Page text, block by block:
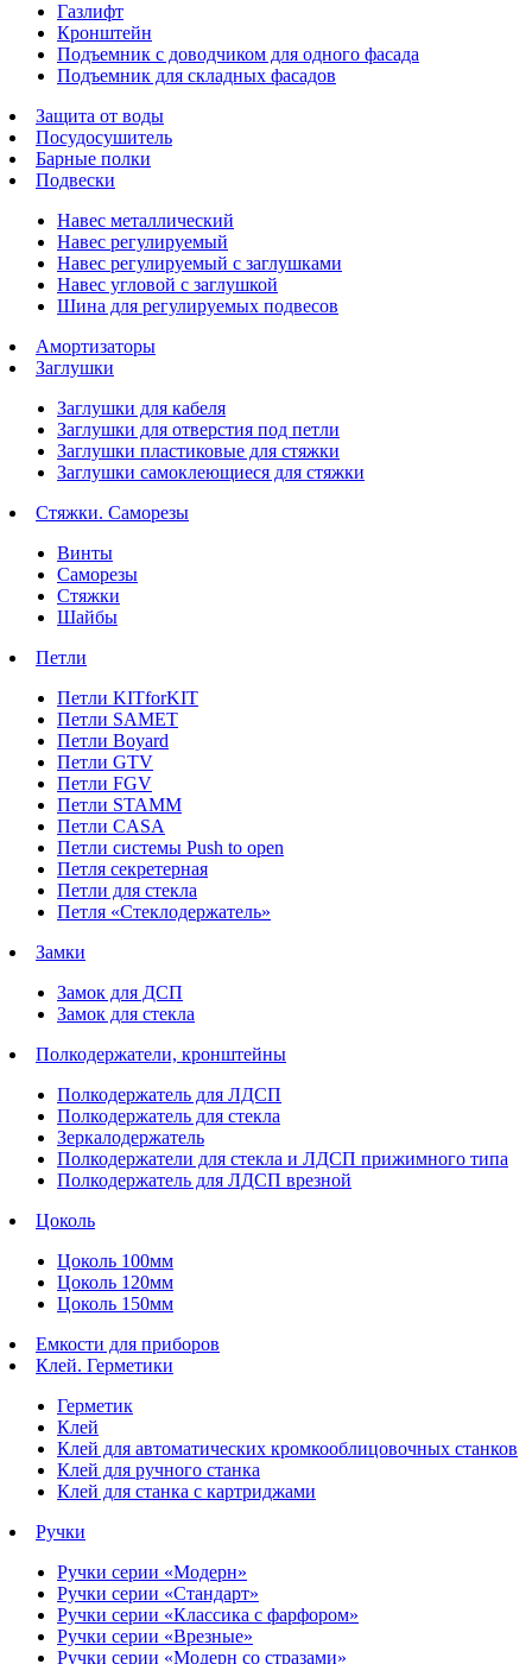
Газлифт
Кронштейн
Подъемник с доводчиком для одного фасада
Подъемник для складных фасадов
Защита от воды
Посудосушитель
Барные полки
Подвески
Навес металлический
Навес регулируемый
Навес регулируемый с заглушками
Навес угловой с заглушкой
Шина для регулируемых подвесов
Амортизаторы
Заглушки
Заглушки для кабеля
Заглушки для отверстия под петли
Заглушки пластиковые для стяжки
Заглушки самоклеющиеся для стяжки
Стяжки. Саморезы
Винты
Саморезы
Стяжки
Шайбы
Петли
Петли KITforKIT
Петли SAMET
Петли Boyard
Петли GTV
Петли FGV
Петли STAMM
Петли CASA
Петли системы Push to open
Петля секретерная
Петли для стекла
Петля «Стеклодержатель»
Замки
Замок для ДСП
Замок для стекла
Полкодержатели, кронштейны
Полкодержатель для ЛДСП
Полкодержатель для стекла
Зеркалодержатель
Полкодержатели для стекла и ЛДСП прижимного типа
Полкодержатель для ЛДСП врезной
Цоколь
Цоколь 100мм
Цоколь 120мм
Цоколь 150мм
Емкости для приборов
Клей. Герметики
Герметик
Клей
Клей для автоматических кромкооблицовочных станков
Клей для ручного станка
Клей для станка с картриджами
Ручки
Ручки серии «Модерн»
Ручки серии «Стандарт»
Ручки серии «Классика с фарфором»
Ручки серии «Врезные»
Ручки серии «Модерн со стразами»